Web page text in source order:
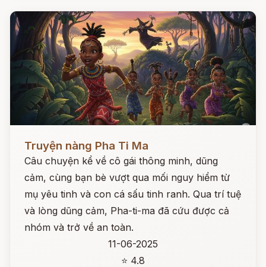
Truyện nàng Pha Ti Ma
Câu chuyện kể về cô gái thông minh, dũng
cảm, cùng bạn bè vượt qua mối nguy hiểm từ
mụ yêu tinh và con cá sấu tinh ranh. Qua trí tuệ
và lòng dũng cảm, Pha-ti-ma đã cứu được cả
nhóm và trở về an toàn.
11-06-2025
⭐ 4.8